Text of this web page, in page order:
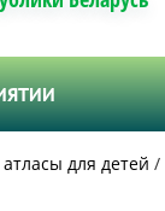
для детей